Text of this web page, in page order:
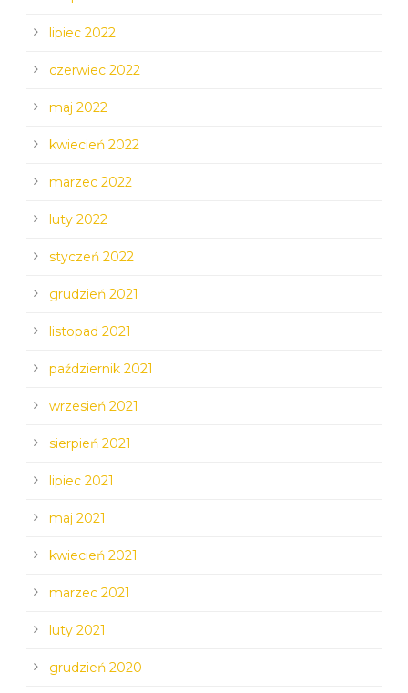
lipiec 2022
czerwiec 2022
maj 2022
kwiecień 2022
marzec 2022
luty 2022
styczeń 2022
grudzień 2021
listopad 2021
październik 2021
wrzesień 2021
sierpień 2021
lipiec 2021
maj 2021
kwiecień 2021
marzec 2021
luty 2021
grudzień 2020